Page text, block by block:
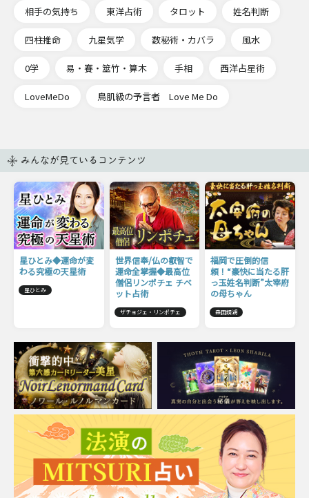
相手の気持ち 東洋占術 タロット 姓名判断
四柱推命 九星気学 数秘術・カバラ 風水
0学 易・賽・筮竹・算木 手相 西洋占星術
LoveMeDo 鳥肌級の予言者 Love Me Do
みんなが見ているコンテンツ
星ひとみ◆運命が変
わる究極の天星術
星ひとみ
世界信奉/仏の叡智で
運命全掌握◆最高位
僧侶リンポチェ チベ
ット占術
ザチョジェ・リンポチェ
福岡で圧倒的信
頼！“豪快に当たる肝
っ玉姓名判断”太宰府
の母ちゃん
森田鏡湖